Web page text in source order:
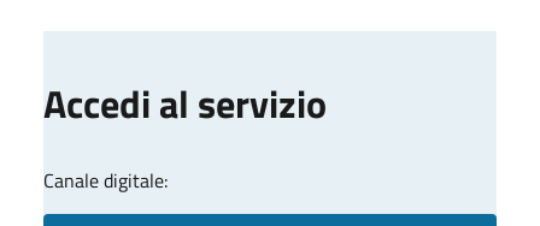
Accedi al servizio
Canale digitale: